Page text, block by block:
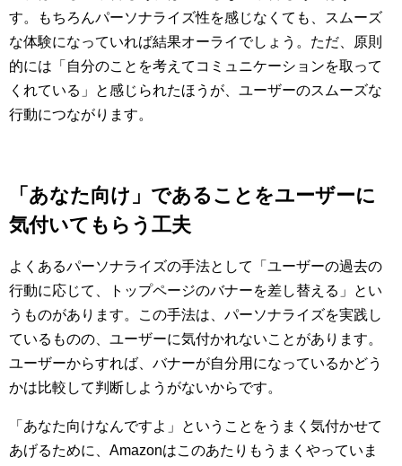
す。もちろんパーソナライズ性を感じなくても、スムーズ
な体験になっていれば結果オーライでしょう。ただ、原則
的には「自分のことを考えてコミュニケーションを取って
くれている」と感じられたほうが、ユーザーのスムーズな
行動につながります。
「あなた向け」であることをユーザーに
気付いてもらう工夫
よくあるパーソナライズの手法として「ユーザーの過去の
行動に応じて、トップページのバナーを差し替える」とい
うものがあります。この手法は、パーソナライズを実践し
ているものの、ユーザーに気付かれないことがあります。
ユーザーからすれば、バナーが自分用になっているかどう
かは比較して判断しようがないからです。
「あなた向けなんですよ」ということをうまく気付かせて
あげるために、Amazonはこのあたりもうまくやっていま